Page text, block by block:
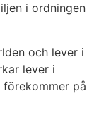
i ordningen
och lever i
lever i
på